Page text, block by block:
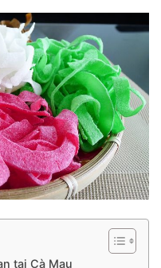
tại Cà Mau